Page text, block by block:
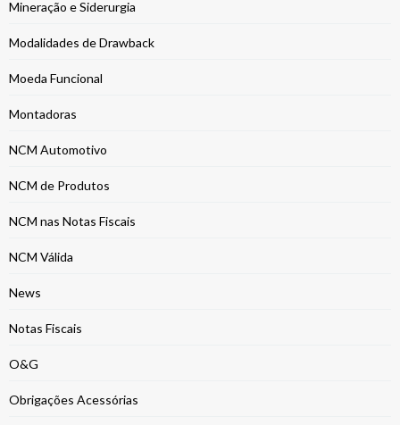
Mineração e Siderurgia
Modalidades de Drawback
Moeda Funcional
Montadoras
NCM Automotivo
NCM de Produtos
NCM nas Notas Fiscais
NCM Válida
News
Notas Fiscais
O&G
Obrigações Acessórias